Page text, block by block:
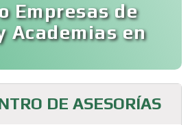
Empresas de
Academias en
DE ASESORÍAS